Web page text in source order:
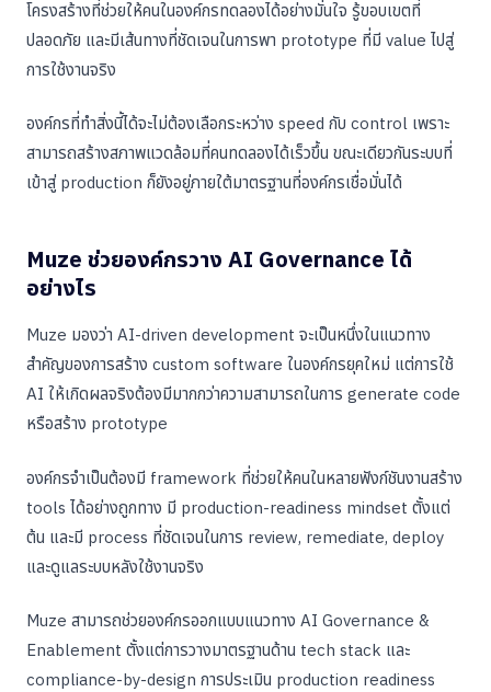
โครงสร้างที่ช่วยให้คนในองค์กรทดลองได้อย่างมั่นใจ รู้ขอบเขตที่
ปลอดภัย และมีเส้นทางที่ชัดเจนในการพา prototype ที่มี value ไปสู่
การใช้งานจริง
องค์กรที่ทำสิ่งนี้ได้จะไม่ต้องเลือกระหว่าง speed กับ control เพราะ
สามารถสร้างสภาพแวดล้อมที่คนทดลองได้เร็วขึ้น ขณะเดียวกันระบบที่
เข้าสู่ production ก็ยังอยู่ภายใต้มาตรฐานที่องค์กรเชื่อมั่นได้
Muze ช่วยองค์กรวาง AI Governance ได้
อย่างไร
Muze มองว่า AI-driven development จะเป็นหนึ่งในแนวทาง
สำคัญของการสร้าง custom software ในองค์กรยุคใหม่ แต่การใช้
AI ให้เกิดผลจริงต้องมีมากกว่าความสามารถในการ generate code
หรือสร้าง prototype
องค์กรจำเป็นต้องมี framework ที่ช่วยให้คนในหลายฟังก์ชันงานสร้าง
tools ได้อย่างถูกทาง มี production-readiness mindset ตั้งแต่
ต้น และมี process ที่ชัดเจนในการ review, remediate, deploy
และดูแลระบบหลังใช้งานจริง
Muze สามารถช่วยองค์กรออกแบบแนวทาง AI Governance &
Enablement ตั้งแต่การวางมาตรฐานด้าน tech stack และ
compliance-by-design การประเมิน production readiness